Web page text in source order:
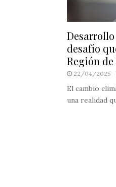
desafío
Región de
22/04/2025
El cambio
una realidad